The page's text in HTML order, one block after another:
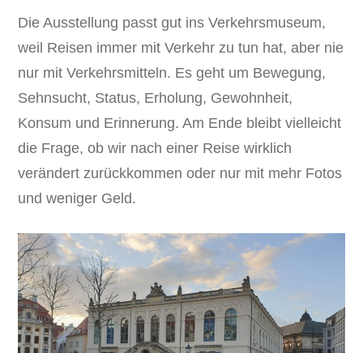
Die Ausstellung passt gut ins Verkehrsmuseum,
weil Reisen immer mit Verkehr zu tun hat, aber nie
nur mit Verkehrsmitteln. Es geht um Bewegung,
Sehnsucht, Status, Erholung, Gewohnheit,
Konsum und Erinnerung. Am Ende bleibt vielleicht
die Frage, ob wir nach einer Reise wirklich
verändert zurückkommen oder nur mit mehr Fotos
und weniger Geld.